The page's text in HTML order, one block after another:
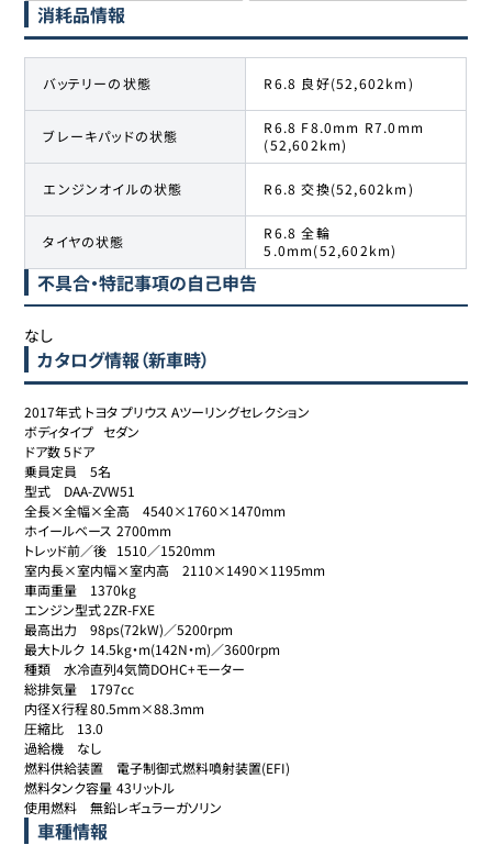
消耗品情報
バッテリーの状態 R6.8 良好(52,602km)
ブレーキパッドの状態
R6.8 F8.0mm R7.0mm
(52,602km)
エンジンオイルの状態 R6.8 交換(52,602km)
タイヤの状態
R6.8 全輪
5.0mm(52,602km)
不具合・特記事項の自己申告
なし
カタログ情報（新車時）
2017年式 トヨタ プリウス Aツーリングセレクション
ボディタイプ	セダン
ドア数	5ドア
乗員定員	5名
型式	DAA-ZVW51
全長×全幅×全高	4540×1760×1470mm
ホイールベース	2700mm
トレッド前／後	1510／1520mm
室内長×室内幅×室内高	2110×1490×1195mm
車両重量	1370kg
エンジン型式	2ZR-FXE
最高出力	98ps(72kW)／5200rpm
最大トルク	14.5kg・m(142N・m)／3600rpm
種類	水冷直列4気筒DOHC+モーター
総排気量	1797cc
内径Ｘ行程	80.5mm×88.3mm
圧縮比	13.0
過給機	なし
燃料供給装置	電子制御式燃料噴射装置(EFI)
燃料タンク容量	43リットル
使用燃料	無鉛レギュラーガソリン
車種情報